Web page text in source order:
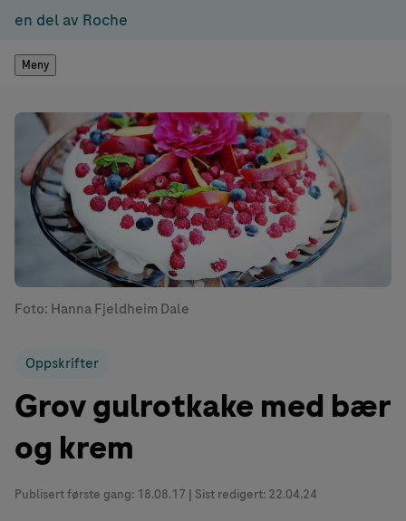
en del av Roche
Meny
Foto: Hanna Fjeldheim Dale
Oppskrifter
Grov gulrotkake med bær
og krem
Publisert første gang: 18.08.17 | Sist redigert: 22.04.24